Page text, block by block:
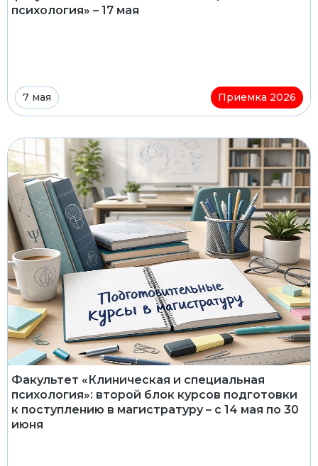
психология» – 17 мая
7 мая Приемка 2026
Факультет «Клиническая и специальная
психология»: второй блок курсов подготовки
к поступлению в магистратуру – с 14 мая по 30
июня